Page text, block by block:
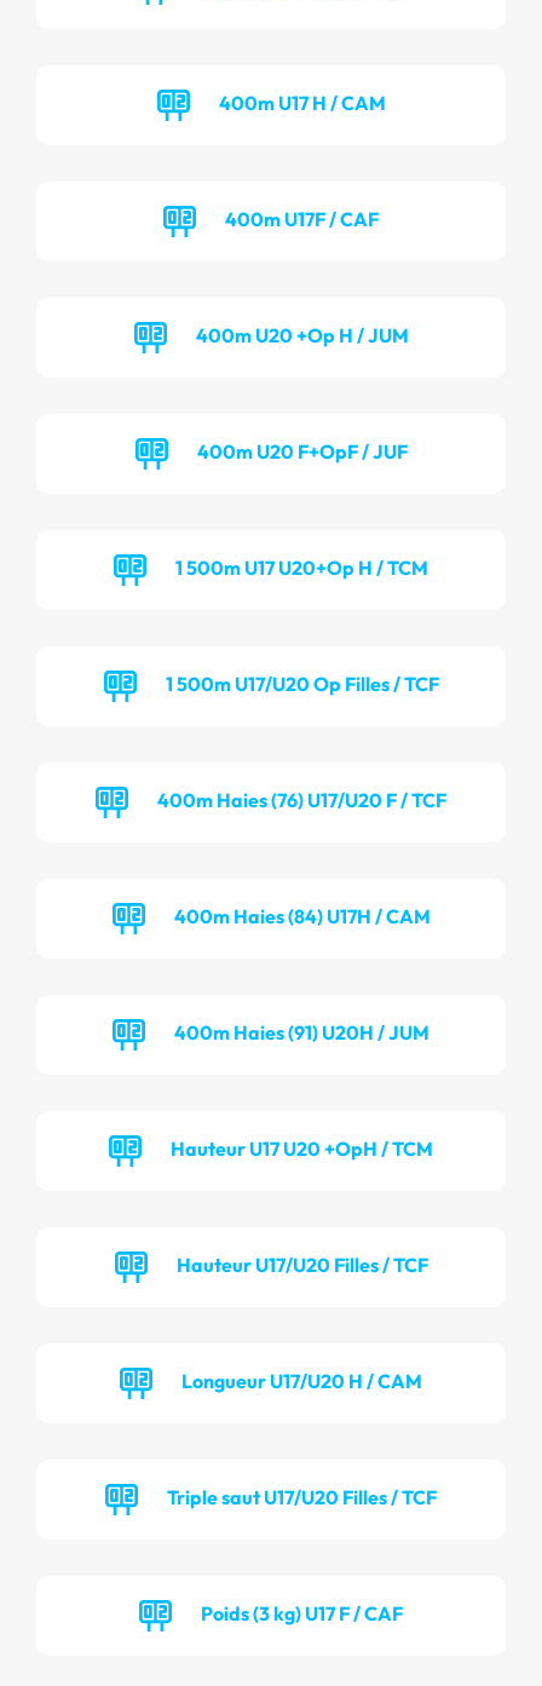
400m U17 H / CAM
400m U17F / CAF
400m U20 +Op H / JUM
400m U20 F+OpF / JUF
1 500m U17 U20+Op H / TCM
1 500m U17/U20 Op Filles / TCF
400m Haies (76) U17/U20 F / TCF
400m Haies (84) U17H / CAM
400m Haies (91) U20H / JUM
Hauteur U17 U20 +OpH / TCM
Hauteur U17/U20 Filles / TCF
Longueur U17/U20 H / CAM
Triple saut U17/U20 Filles / TCF
Poids (3 kg) U17 F / CAF